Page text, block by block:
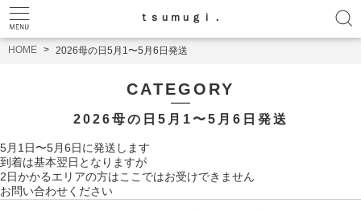
ｔｓｕｍｕｇｉ．
HOME 2026母の日5月1〜5月6日発送
CATEGORY
2026母の日5月1〜5月6日発送
5月1日〜5月6日に発送します
到着は基本翌日となりますが
2日かかるエリアの方はここではお受けできません
お問い合わせください